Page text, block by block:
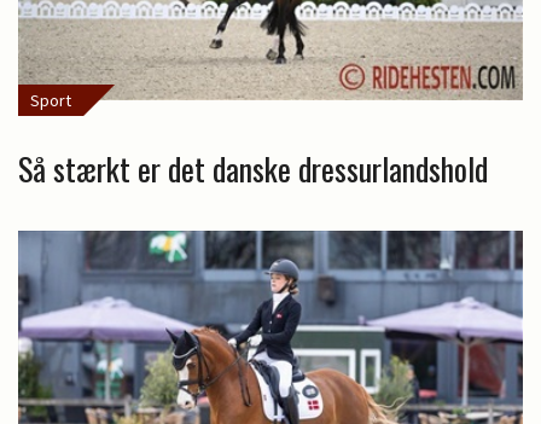
Sport
Så stærkt er det danske dressurlandshold